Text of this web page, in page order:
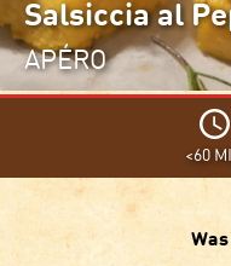
Salsiccia al
APÉRO
<60